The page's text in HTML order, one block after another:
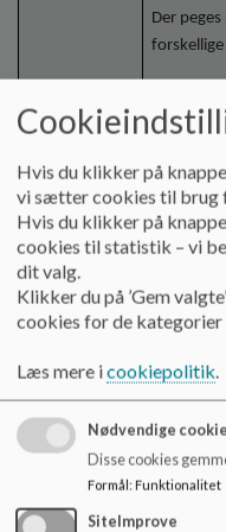
Der
til
Punkt til beslutning:
Hvorfor:
muligt.
Hvordan:
Hvis du klikker på
vi sætter cookies til brug
Hvis du klikker på
cookies til statistik – vi
dit valg.
Klikker du på ’Gem
cookies for de kategorier
Læs mere icookiepolitik.
Nødvendige
Disse cookies
Formål: Funktionalitet
SiteImprove